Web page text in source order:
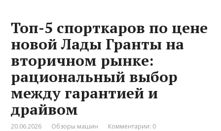
Топ-5 спорткаров по цене
новой Лады Гранты на
вторичном рынке:
рациональный выбор
между гарантией и
драйвом
20.06.2026 Обзоры машин Комментарии: 0